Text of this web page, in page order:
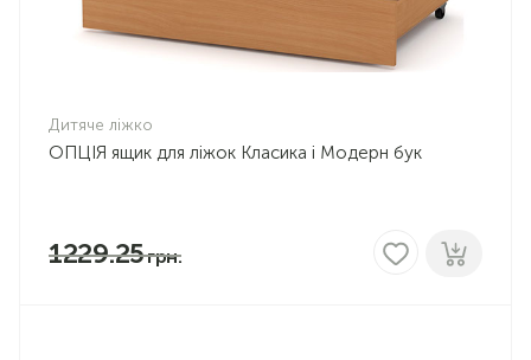
Дитяче ліжко
ОПЦІЯ ящик для ліжок Класика і Модерн бук
1229.25